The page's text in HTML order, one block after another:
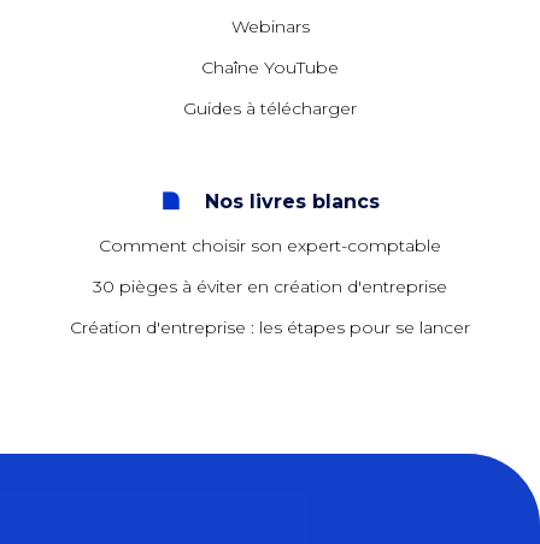
Webinars
Chaîne YouTube
Guides à télécharger
Nos livres blancs
Comment choisir son expert-comptable
30 pièges à éviter en création d'entreprise
Création d'entreprise : les étapes pour se lancer